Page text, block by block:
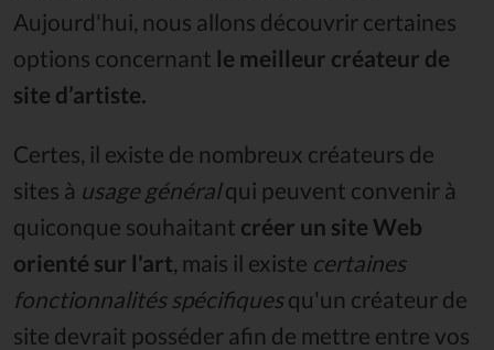
Aujourd'hui, nous allons découvrir certaines
options concernant le meilleur créateur de
site d’artiste.
Certes, il existe de nombreux créateurs de
sites à usage généralqui peuvent convenir à
quiconque souhaitant créer un site Web
orienté sur l'art , mais il existe certaines
fonctionnalités spécifiquesqu'un créateur de
site devrait posséder afin de mettre entre vos